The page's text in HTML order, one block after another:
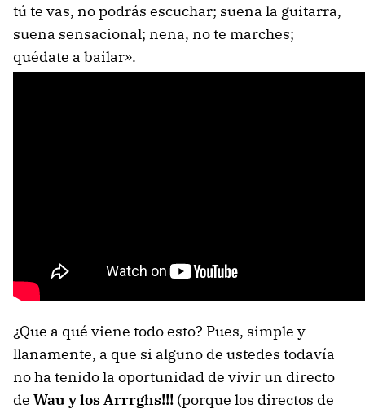
tú te vas, no podrás escuchar; suena la guitarra,
suena sensacional; nena, no te marches;
quédate a bailar».
¿Que a qué viene todo esto? Pues, simple y
llanamente, a que si alguno de ustedes todavía
no ha tenido la oportunidad de vivir un directo
de Wau y los Arrrghs!!! (porque los directos de